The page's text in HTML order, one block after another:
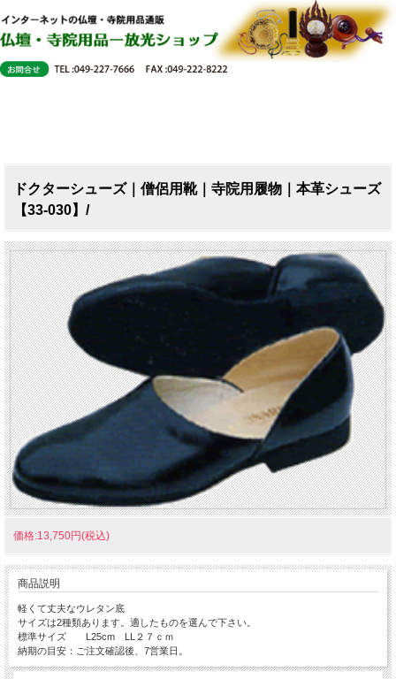
ドクターシューズ｜僧侶用靴｜寺院用履物｜本革シューズ
【33-030】/
価格:13,750円(税込)
商品説明
軽くて丈夫なウレタン底
サイズは2種類あります。適したものを選んで下さい。
標準サイズ L25cm LL２７ｃｍ
納期の目安：ご注文確認後、7営業日。